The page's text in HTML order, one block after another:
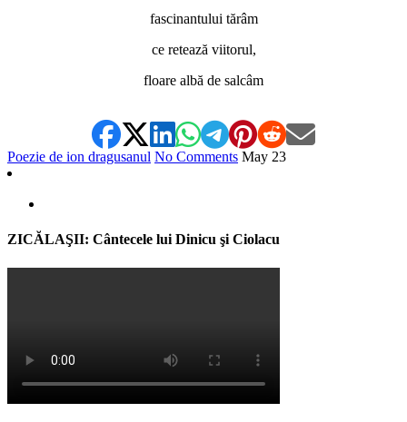
fascinantului tărâm
ce retează viitorul,
floare albă de salcâm
Poezie de ion dragusanul No Comments May 23
ZICĂLAŞII: Cântecele lui Dinicu şi Ciolacu